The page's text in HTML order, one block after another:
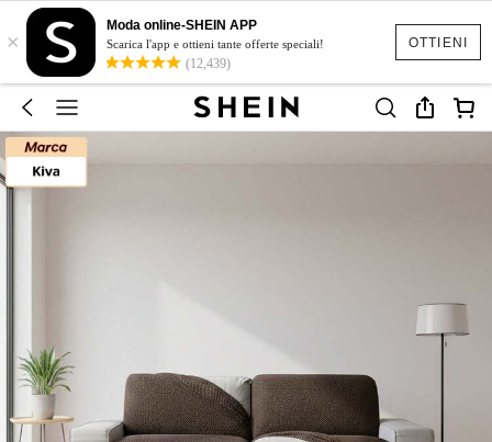
OTTIENI
×
Moda online-SHEIN APP
Scarica l'app e ottieni tante offerte speciali!
(12,439)